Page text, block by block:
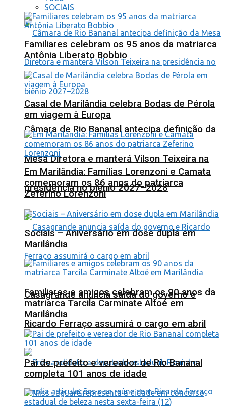
Câmara de Rio Bananal antecipa definição da
Mesa Diretora e manterá Vilson Teixeira na
presidência no biênio 2027–2028
Casagrande anuncia saída do governo e
Ricardo Ferraço assumirá o cargo em abril
SOCIAIS
Familiares celebram os 95 anos da matriarca
Antônia Liberato Bobbio
Casal de Marilândia celebra Bodas de Pérola
em viagem à Europa
Em Marilândia: Famílias Lorenzoni e Camata
comemoram os 86 anos do patriarca
Zeferino Lorenzoni
Sociais – Aniversário em dose dupla em
Marilândia
Familiares e amigos celebram os 90 anos da
matriarca Tarcila Carminate Altoé em
Marilândia
Pai de prefeito e vereador de Rio Bananal
completa 101 anos de idade